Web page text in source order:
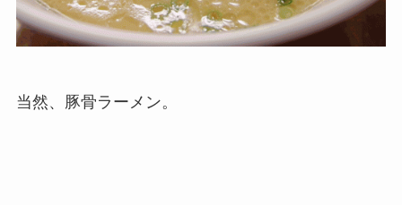
当然、豚骨ラーメン。